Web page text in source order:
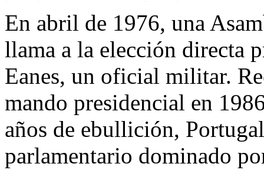
En abril de 1976, una
llama a la elección directa
Eanes, un oficial militar.
mando presidencial en
años de ebullición,
parlamentario dominado